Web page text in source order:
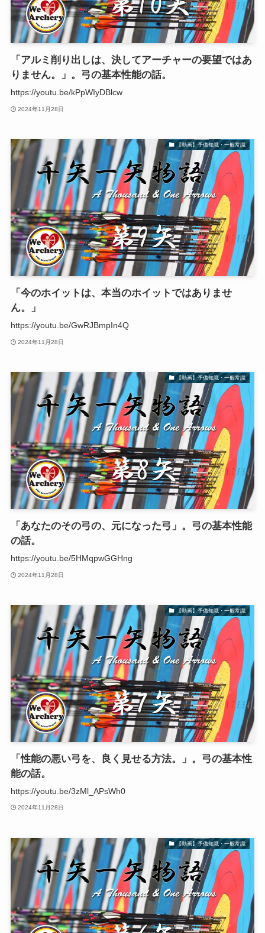
「アルミ削り出しは、決してアーチャーの要望ではあ
りません。」。弓の基本性能の話。
https://youtu.be/kPpWIyDBlcw
2024年11月28日
【動画】予備知識・一般常識
「今のホイットは、本当のホイットではありませ
ん。」
https://youtu.be/GwRJBmpIn4Q
2024年11月28日
【動画】予備知識・一般常識
「あなたのその弓の、元になった弓」。弓の基本性能
の話。
https://youtu.be/5HMqpwGGHng
2024年11月28日
【動画】予備知識・一般常識
「性能の悪い弓を、良く見せる方法。」。弓の基本性
能の話。
https://youtu.be/3zMl_APsWh0
2024年11月28日
【動画】予備知識・一般常識